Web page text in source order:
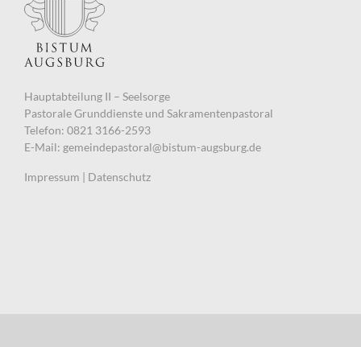
Hauptabteilung II – Seelsorge
Pastorale Grunddienste und Sakramentenpastoral
Telefon: 0821 3166-2593
E-Mail: gemeindepastoral@bistum-augsburg.de
Impressum | Datenschutz